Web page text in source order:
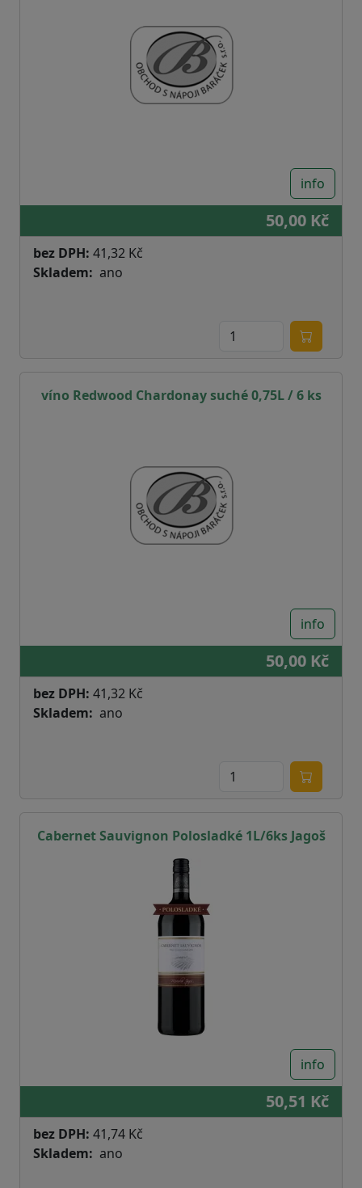
info
50,00 Kč
bez DPH: 41,32 Kč
Skladem
ano
víno Redwood Chardonay suché 0,75L / 6 ks
info
50,00 Kč
bez DPH: 41,32 Kč
Skladem
ano
Cabernet Sauvignon Polosladké 1L/6ks Jagoš
info
50,51 Kč
bez DPH: 41,74 Kč
Skladem
ano